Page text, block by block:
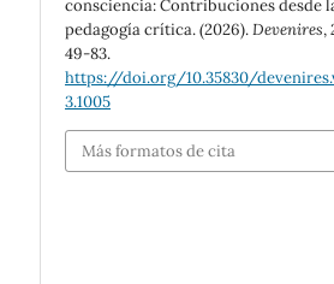
consciencia: Contribuciones desde
pedagogía crítica. (2026).Devenires,
49-83.
https://doi.org/10.35830/
3.1005
Más formatos de cita